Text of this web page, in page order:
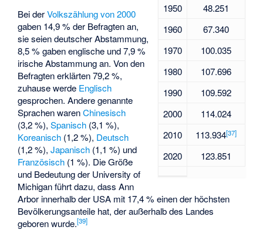
1950
48.251
1960
67.340
1970
100.035
1980
107.696
1990
109.592
2000
114.024
2010
113.934[37]
2020 123.851
Bei derVolkszählung von 2000
gaben 14,9 % der Befragten an,
sie seien deutscher Abstammung,
8,5 % gaben englische und 7,9 %
irische Abstammung an. Von den
Befragten erklärten 79,2 %,
zuhause werde Englisch
gesprochen. Andere genannte
Sprachen warenChinesisch
(3,2 %),Spanisch (3,1 %),
Koreanisch (1,2 %), Deutsch
(1,2 %),Japanisch (1,1 %) und
Französisch (1 %). Die Größe
und Bedeutung der University of
Michigan führt dazu, dass Ann
Arbor innerhalb der USA mit 17,4 % einen der höchsten
Bevölkerungsanteile hat, der außerhalb des Landes
geboren wurde.[39]